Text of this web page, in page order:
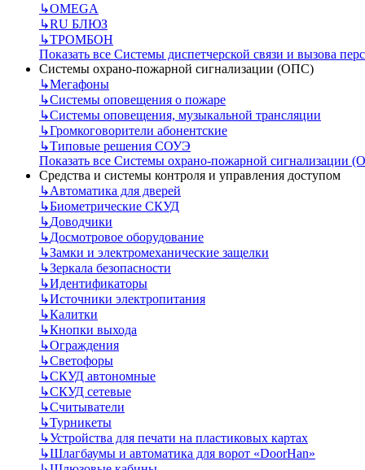
↳OMEGA
↳RU БЛЮЗ
↳ТРОМБОН
Показать все Системы диспетчерской связи и вызова
Системы охрано-пожарной сигнализации (ОПС)
↳Мегафоны
↳Системы оповещения о пожаре
↳Системы оповещения, музыкальной трансляции
↳Громкоговорители абонентские
↳Типовые решения СОУЭ
Показать все Системы охрано-пожарной сигнализации
Средства и системы контроля и управления доступом
↳Автоматика для дверей
↳Биометрические СКУД
↳Доводчики
↳Досмотровое оборудование
↳Замки и электромеханические защелки
↳Зеркала безопасности
↳Идентификаторы
↳Источники электропитания
↳Калитки
↳Кнопки выхода
↳Ограждения
↳Светофоры
↳СКУД автономные
↳СКУД сетевые
↳Считыватели
↳Турникеты
↳Устройства для печати на пластиковых картах
↳Шлагбаумы и автоматика для ворот «DoorHan»